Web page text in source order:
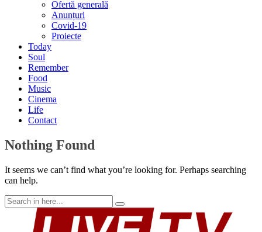
Ofertă generală
Anunțuri
Covid-19
Proiecte
Today
Soul
Remember
Food
Music
Cinema
Life
Contact
Nothing Found
It seems we can’t find what you’re looking for. Perhaps searching
can help.
Search
for: